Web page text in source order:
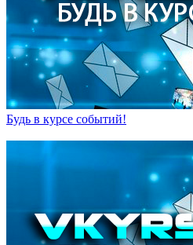
Будь в курсе событий!